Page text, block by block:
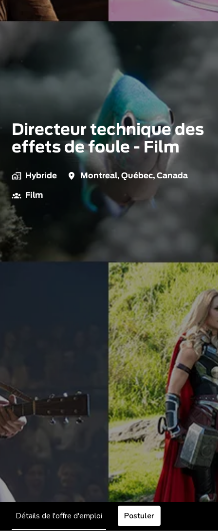
Directeur technique des
effets de foule - Film
Hybride Montreal, Québec, Canada
Film
Détails de l'offre d'emploi Postuler